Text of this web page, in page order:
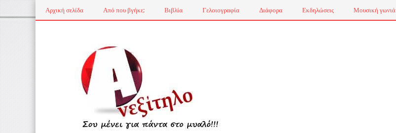
Αρχική σελίδα Από που βγήκε; Βιβλία Γελοιογραφία Διάφορα Εκδηλώσεις Μουσική γωνιά